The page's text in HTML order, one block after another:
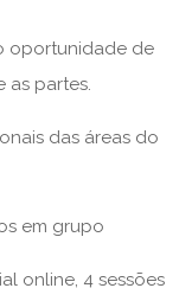
oportunidade de
as partes.
das áreas do
em grupo
online, 4 sessões